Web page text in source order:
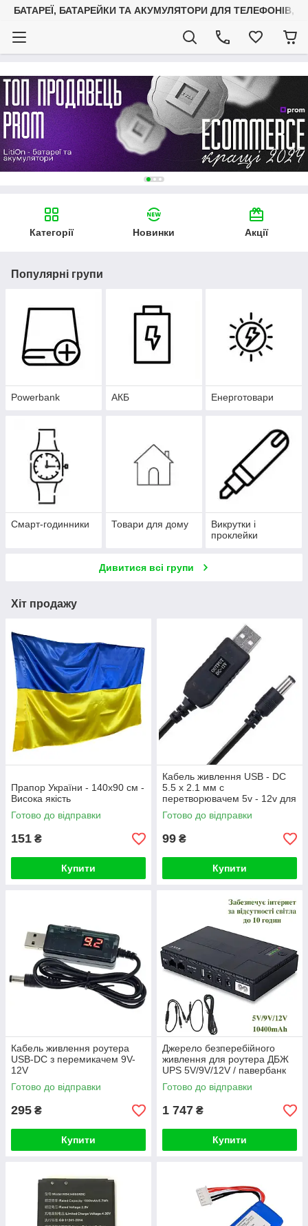
БАТАРЕЇ, БАТАРЕЙКИ ТА АКУМУЛЯТОРИ ДЛЯ ТЕЛЕФОНІВ,
Категорії Новинки Акції
Популярні групи
Powerbank АКБ Енерготовари
Смарт-годинники Товари для дому
Викрутки і
проклейки
Дивитися всі групи
Хіт продажу
Прапор України - 140х90 см -
Висока якість
Готово до відправки
151 ₴
Купити
Кабель живлення USB - DC
5.5 x 2.1 мм c
перетворювачем 5v - 12v для
роутерів (1 м)
Готово до відправки
99 ₴
Купити
Кабель живлення роутера
USB-DC з перемикачем 9V-
12V
Готово до відправки
295 ₴
Купити
Джерело безперебійного
живлення для роутера ДБЖ
UPS 5V/9V/12V / павербанк
для роутера 10400mAh /
DC1018P
Готово до відправки
1 747 ₴
Купити